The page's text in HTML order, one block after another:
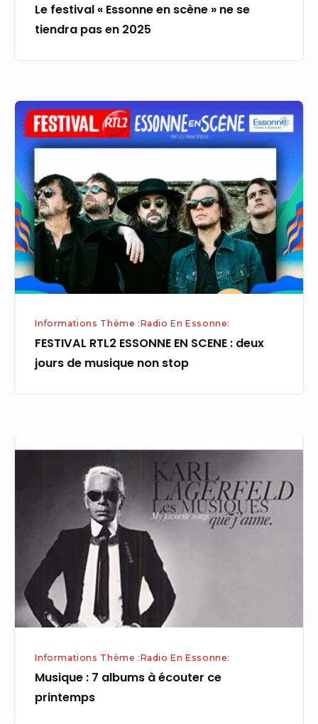
2025Le festival « Essonne en scène » ne se
tiendra pas en 2025
FESTIVAL
RTL2
ESSONNE
EN
SCENE
:
deux
jours
de
musique
stopInformations Thème :Radio En Essonne:
FESTIVAL RTL2 ESSONNE EN SCENE : deux
jours de musique non stop
écouter
printemps
Informations Thème :Radio En Essonne:
Musique : 7 albums à écouter ce
printemps